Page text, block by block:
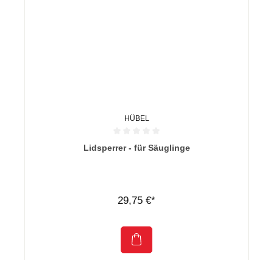
HÜBEL
Durchschnittliche Bewertung von 0 von 5 Sternen
Lidsperrer - für Säuglinge
29,75 €*